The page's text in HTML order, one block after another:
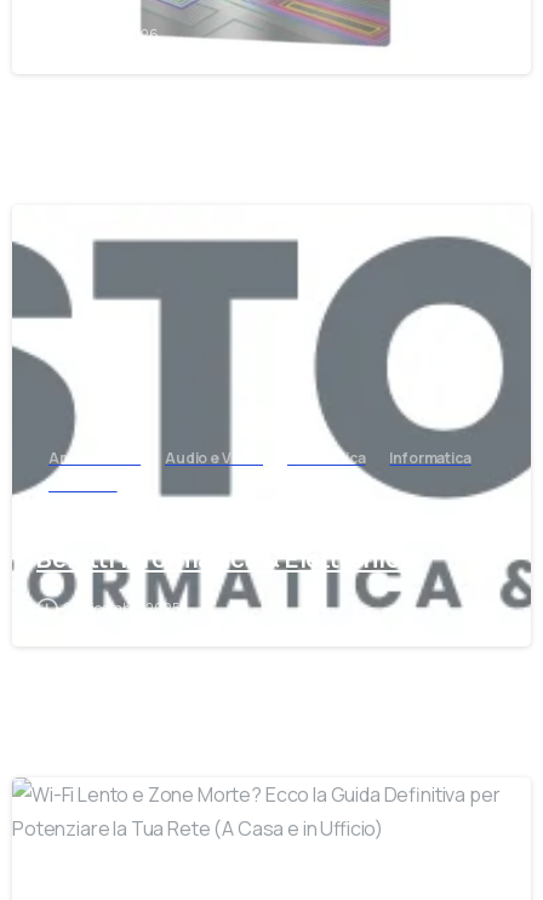
23 Luglio 2026
-
Antennistica Audio e Video Elettronica
Informatica
Telefonia
Belotti Informatica & Elettronica
27 Dicembre 2025